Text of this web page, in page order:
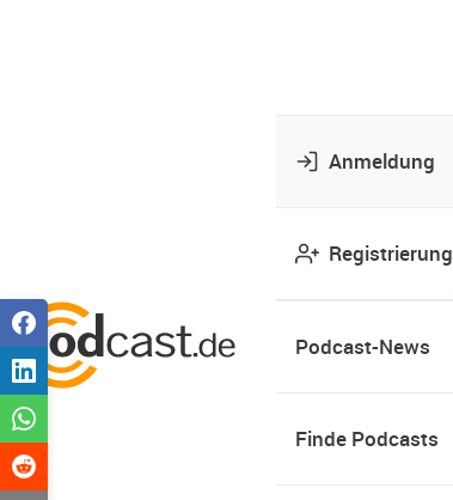
Anmeldung
Registrierung
Podcast-News
Finde Podcasts